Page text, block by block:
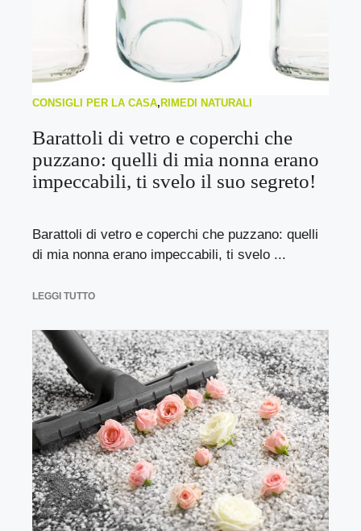
CONSIGLI PER LA CASA,RIMEDI NATURALI
Barattoli di vetro e coperchi che
puzzano: quelli di mia nonna erano
impeccabili, ti svelo il suo segreto!
Barattoli di vetro e coperchi che puzzano: quelli
di mia nonna erano impeccabili, ti svelo ...
LEGGI TUTTO